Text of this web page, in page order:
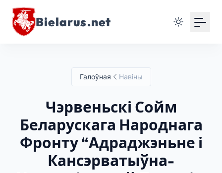
Bielarus.net
Галоўная Навіны
Чэрвеньскі Сойм
Беларускага Народнага
Фронту “Адраджэньне і
Кансэрватыўна-